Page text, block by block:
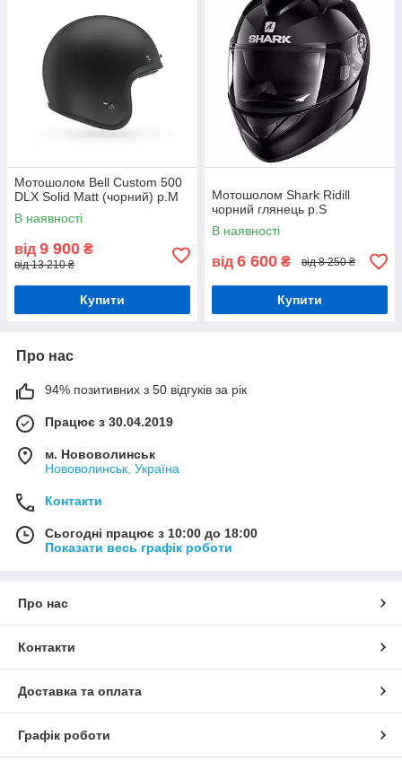
Мотошолом Bell Custom 500
DLX Solid Matt (чорний) р.М
В наявності
від 9 900 ₴
від 13 210 ₴
Купити
Мотошолом Shark Ridill
чорний глянець р.S
В наявності
від 6 600 ₴ від 8 250 ₴
Купити
Про нас
94% позитивних з 50 відгуків за рік
Працює з 30.04.2019
м. Нововолинськ
Нововолинськ, Україна
Контакти
Сьогодні працює з 10:00 до 18:00
Показати весь графік роботи
Про нас
Контакти
Доставка та оплата
Графік роботи